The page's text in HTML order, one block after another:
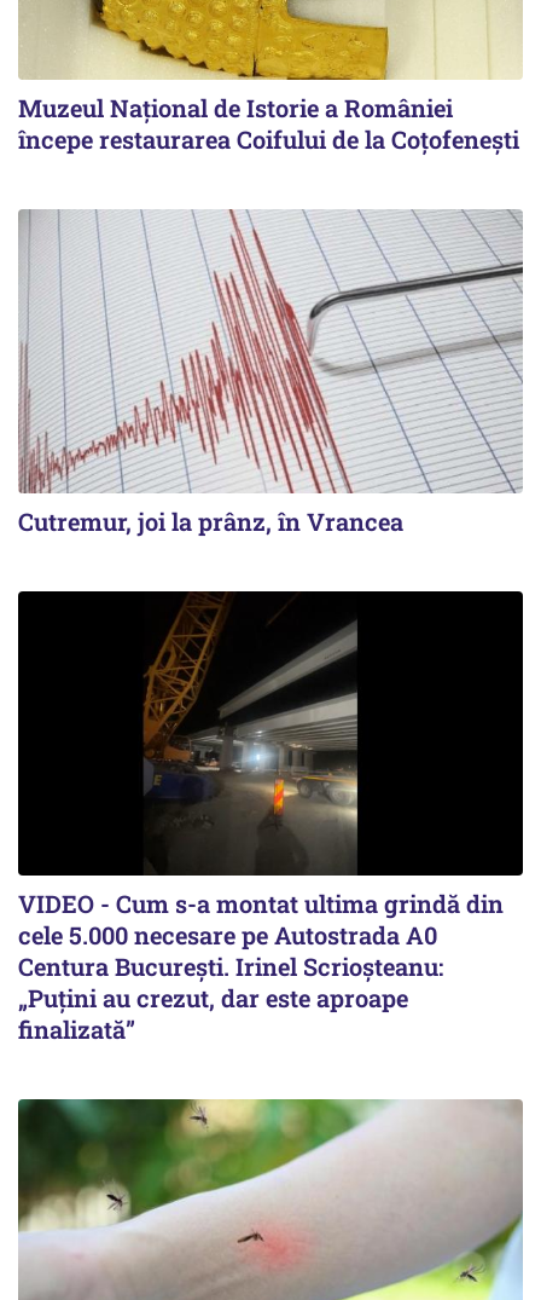
Muzeul Național de Istorie a României
începe restaurarea Coifului de la Coțofenești
Cutremur, joi la prânz, în Vrancea
VIDEO - Cum s-a montat ultima grindă din
cele 5.000 necesare pe Autostrada A0
Centura București. Irinel Scrioșteanu:
„Puțini au crezut, dar este aproape
finalizată”